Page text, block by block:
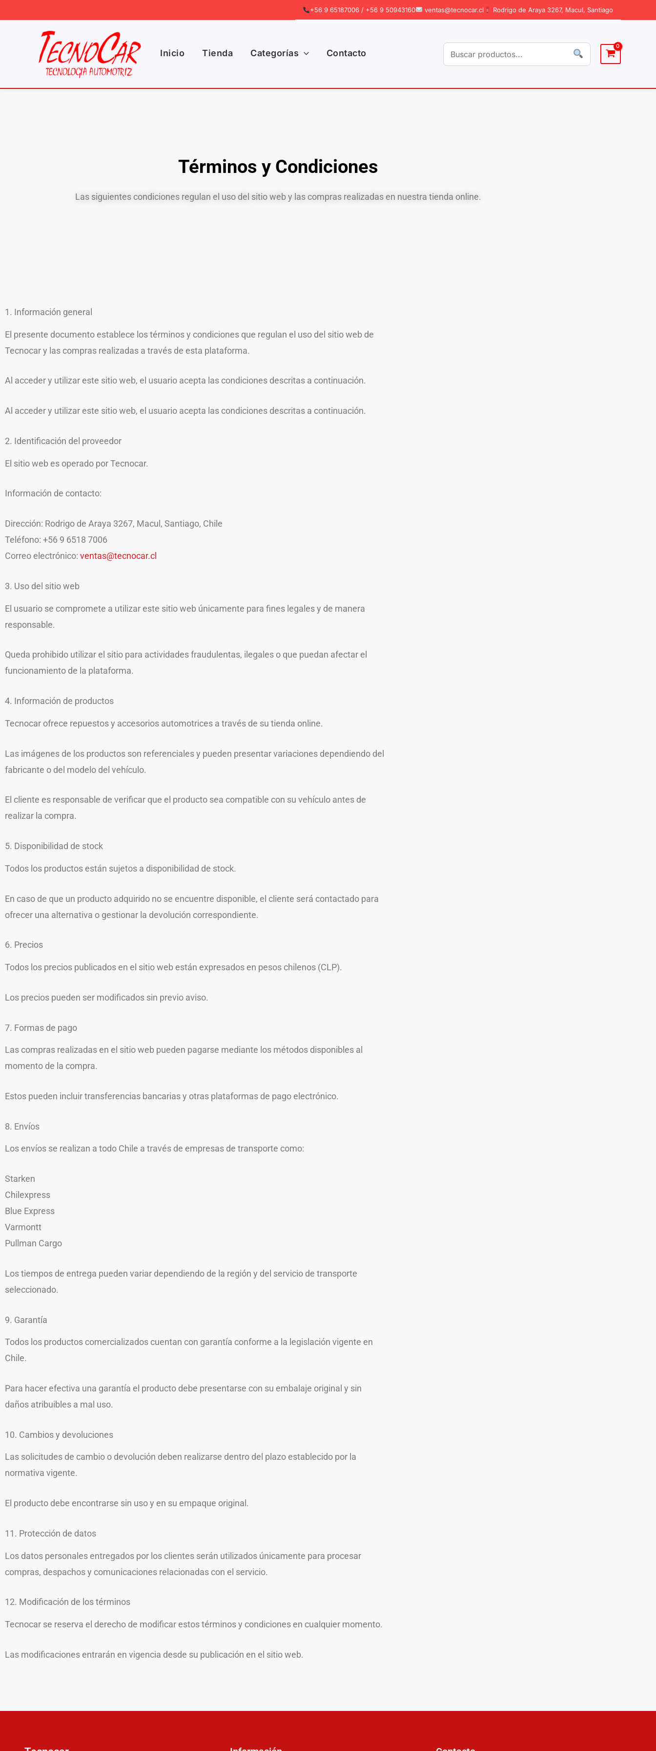
contenido
+56 9 65187006 / +56 9 50943160 ventas@tecnocar.cl Rodrigo de Araya 3267, Macul, Santiago
Inicio Tienda Categorías Contacto
Términos y Condiciones
Las siguientes condiciones regulan el uso del sitio web y las compras realizadas en nuestra tienda online.
1. Información general
El presente documento establece los términos y condiciones que regulan el uso del sitio web de
Tecnocar y las compras realizadas a través de esta plataforma.
Al acceder y utilizar este sitio web, el usuario acepta las condiciones descritas a continuación.
Al acceder y utilizar este sitio web, el usuario acepta las condiciones descritas a continuación.
2. Identificación del proveedor
El sitio web es operado por Tecnocar.
Información de contacto:
Dirección: Rodrigo de Araya 3267, Macul, Santiago, Chile
Teléfono: +56 9 6518 7006
Correo electrónico: ventas@tecnocar.cl
3. Uso del sitio web
El usuario se compromete a utilizar este sitio web únicamente para fines legales y de manera
responsable.
Queda prohibido utilizar el sitio para actividades fraudulentas, ilegales o que puedan afectar el
funcionamiento de la plataforma.
4. Información de productos
Tecnocar ofrece repuestos y accesorios automotrices a través de su tienda online.
Las imágenes de los productos son referenciales y pueden presentar variaciones dependiendo del
fabricante o del modelo del vehículo.
El cliente es responsable de verificar que el producto sea compatible con su vehículo antes de
realizar la compra.
5. Disponibilidad de stock
Todos los productos están sujetos a disponibilidad de stock.
En caso de que un producto adquirido no se encuentre disponible, el cliente será contactado para
ofrecer una alternativa o gestionar la devolución correspondiente.
6. Precios
Todos los precios publicados en el sitio web están expresados en pesos chilenos (CLP).
Los precios pueden ser modificados sin previo aviso.
7. Formas de pago
Las compras realizadas en el sitio web pueden pagarse mediante los métodos disponibles al
momento de la compra.
Estos pueden incluir transferencias bancarias y otras plataformas de pago electrónico.
8. Envíos
Los envíos se realizan a todo Chile a través de empresas de transporte como:
Starken
Chilexpress
Blue Express
Varmontt
Pullman Cargo
Los tiempos de entrega pueden variar dependiendo de la región y del servicio de transporte
seleccionado.
9. Garantía
Todos los productos comercializados cuentan con garantía conforme a la legislación vigente en
Chile.
Para hacer efectiva una garantía el producto debe presentarse con su embalaje original y sin
daños atribuibles a mal uso.
10. Cambios y devoluciones
Las solicitudes de cambio o devolución deben realizarse dentro del plazo establecido por la
normativa vigente.
El producto debe encontrarse sin uso y en su empaque original.
11. Protección de datos
Los datos personales entregados por los clientes serán utilizados únicamente para procesar
compras, despachos y comunicaciones relacionadas con el servicio.
12. Modificación de los términos
Tecnocar se reserva el derecho de modificar estos términos y condiciones en cualquier momento.
Las modificaciones entrarán en vigencia desde su publicación en el sitio web.